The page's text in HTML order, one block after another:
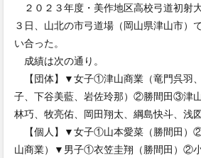
２０２３年度・美作地区高校弓道初射
３日、山北の市弓道場（岡山県津山市）
い合った。
成績は次の通り。
【団体】▼女子①津山商業（竜門呉羽
子、下谷美藍、岩佐玲那）②勝間田③津
林巧、牧亮佑、岡田翔太、綱島快斗、
【個人】▼女子①山本愛菜（勝間田）
山商業）▼男子①衣笠圭翔（勝間田）②